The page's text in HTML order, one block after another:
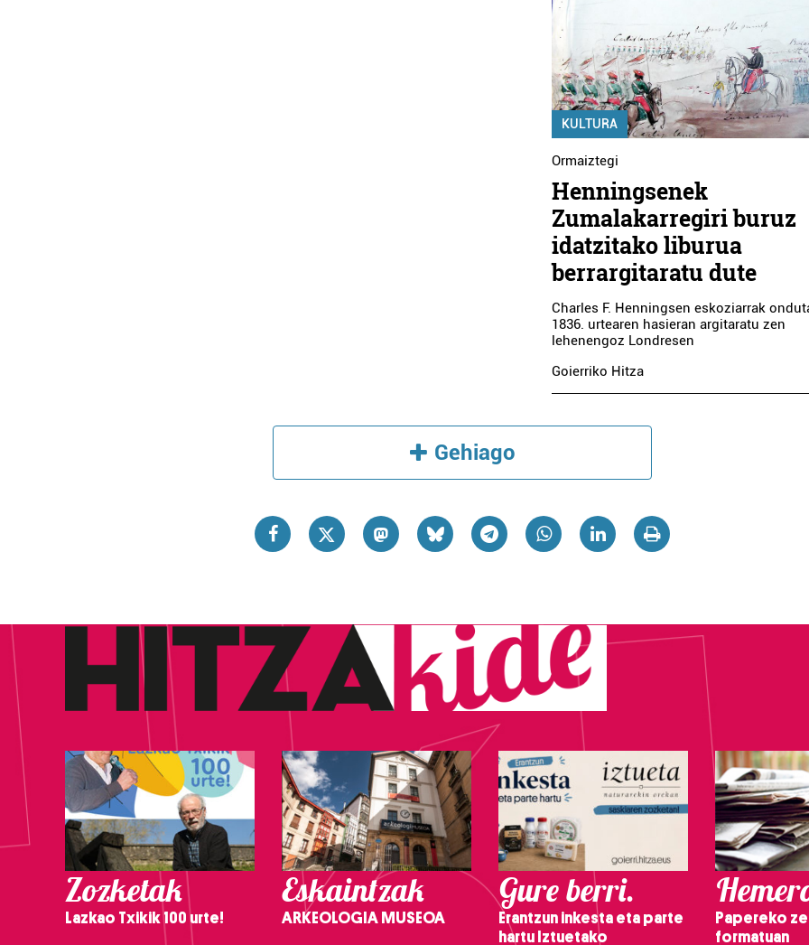
KULTURA
Ormaiztegi
Henningsenek
Zumalakarregiri buruz
idatzitako liburua
berrargitaratu dute
Charles F. Henningsen eskoziarrak
1836. urtearen hasieran argitaratu zen
lehenengoz Londresen
Goierriko Hitza
Gehiago
Zozketak
Lazkao Txikik 100 urte!
Eskaintzak
ARKEOLOGIA MUSEOA
Gure berri.
Erantzun inkesta eta parte
hartu Iztuetako
Papereko
formatuan